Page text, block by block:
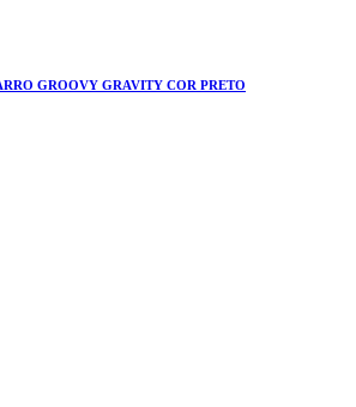
GROOVY GRAVITY COR PRETO